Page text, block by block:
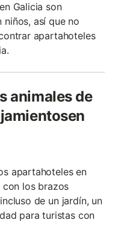
Galicia son
así que no
apartahoteles
animales de
apartahoteles en
con los brazos
de un jardín, un
para turistas con